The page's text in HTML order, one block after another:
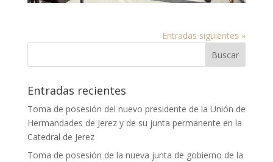
Entradas siguientes »
Entradas recientes
Toma de posesión del nuevo presidente de la Unión de
Hermandades de Jerez y de su junta permanente en la
Catedral de Jerez
Toma de posesión de la nueva junta de gobierno de la